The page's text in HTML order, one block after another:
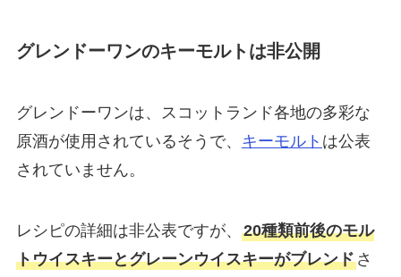
グレンドーワンのキーモルトは非公開
グレンドーワンは、スコットランド各地の多彩な
原酒が使用されているそうで、 キーモルト は公表
されていません。
レシピの詳細は非公表ですが、 20種類前後のモル
トウイスキーとグレーンウイスキーがブレンドさ